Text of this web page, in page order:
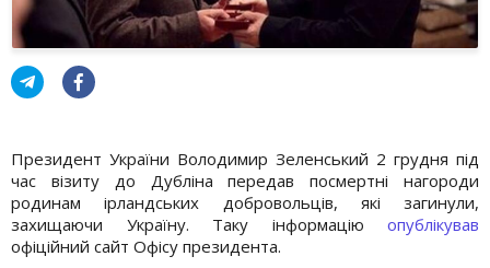
Президент України Володимир Зеленський 2 грудня під
час візиту до Дубліна передав посмертні нагороди
родинам ірландських добровольців, які загинули,
захищаючи Україну. Таку інформацію опублікував
офіційний сайт Офісу президента.